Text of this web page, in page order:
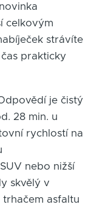
celkovým
strávíte
prakticky
je čistý
28 min. u
rychlostí na
nebo nižší
skvělý v
trhačem asfaltu